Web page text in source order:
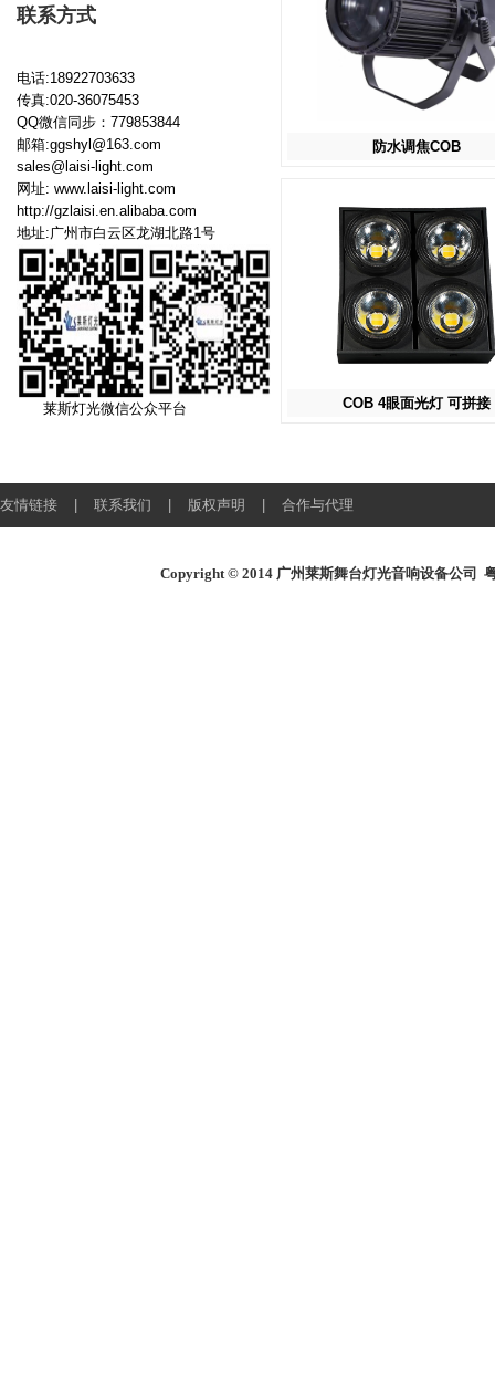
联系方式
电话:18922703633
传真:020-36075453
QQ微信同步：779853844
邮箱:ggshyl@163.com
sales@laisi-light.com
网址: www.laisi-light.com
http://gzlaisi.en.alibaba.com
地址:广州市白云区龙湖北路1号
莱斯灯光微信公众平台
防水调焦COB
COB 4眼面光灯 可拼接
友情链接 联系我们 版权声明 合作与代理
Copyright © 2014 广州莱斯舞台灯光音响设备公司